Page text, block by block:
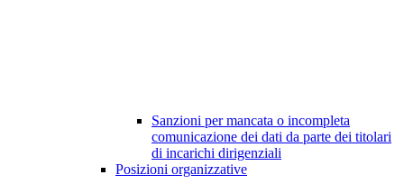
Sanzioni per mancata o incompleta
comunicazione dei dati da parte dei titolari
di incarichi dirigenziali
Posizioni organizzative